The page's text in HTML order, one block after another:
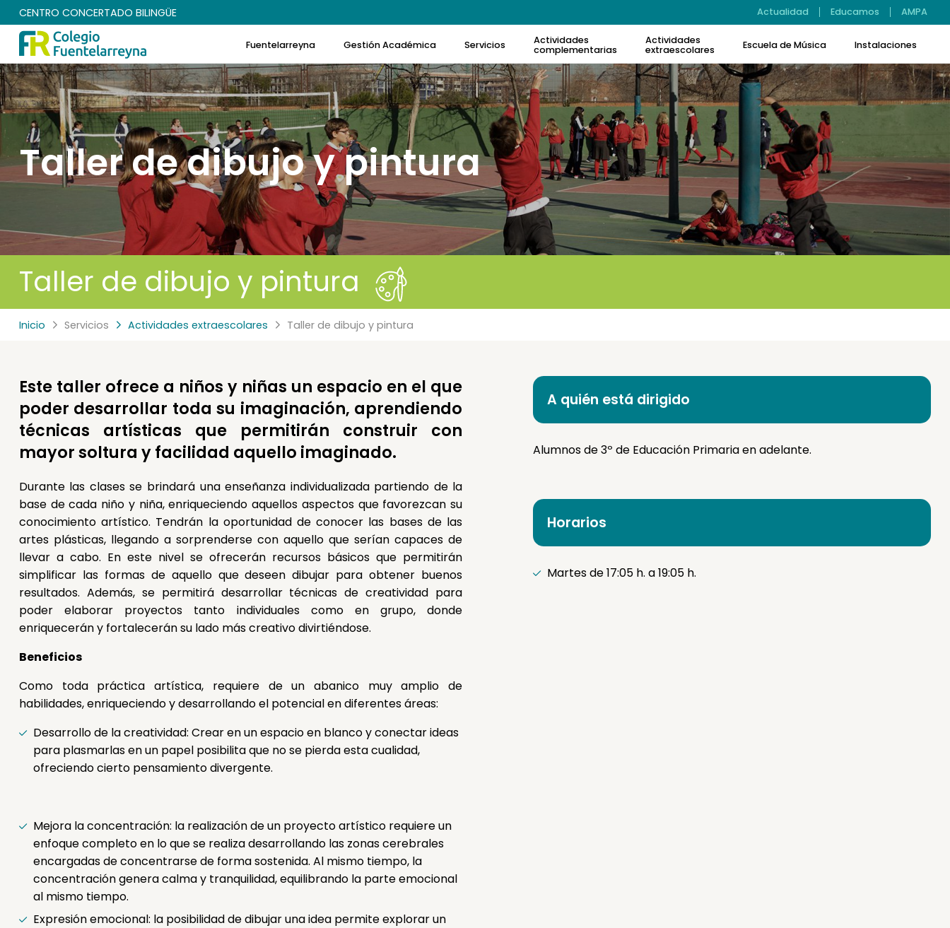
CENTRO CONCERTADO BILINGÜE Actualidad Educamos AMPA
Fuentelarreyna Gestión Académica Servicios
Actividades
complementarias
Actividades
extraescolares
Escuela de Música Instalaciones
Taller de dibujo y pintura
Taller de dibujo y pintura
Inicio Servicios Actividades extraescolares Taller de dibujo y pintura
Este taller ofrece a niños y niñas un espacio en el que
poder desarrollar toda su imaginación, aprendiendo
técnicas artísticas que permitirán construir con
mayor soltura y facilidad aquello imaginado.
Durante las clases se brindará una enseñanza individualizada partiendo de la
base de cada niño y niña, enriqueciendo aquellos aspectos que favorezcan su
conocimiento artístico. Tendrán la oportunidad de conocer las bases de las
artes plásticas, llegando a sorprenderse con aquello que serían capaces de
llevar a cabo. En este nivel se ofrecerán recursos básicos que permitirán
simplificar las formas de aquello que deseen dibujar para obtener buenos
resultados. Además, se permitirá desarrollar técnicas de creatividad para
poder elaborar proyectos tanto individuales como en grupo, donde
enriquecerán y fortalecerán su lado más creativo divirtiéndose.
Beneficios
Como toda práctica artística, requiere de un abanico muy amplio de
habilidades, enriqueciendo y desarrollando el potencial en diferentes áreas:
Desarrollo de la creatividad: Crear en un espacio en blanco y conectar ideas
para plasmarlas en un papel posibilita que no se pierda esta cualidad,
ofreciendo cierto pensamiento divergente.
Mejora la concentración: la realización de un proyecto artístico requiere un
enfoque completo en lo que se realiza desarrollando las zonas cerebrales
encargadas de concentrarse de forma sostenida. Al mismo tiempo, la
concentración genera calma y tranquilidad, equilibrando la parte emocional
al mismo tiempo.
Expresión emocional: la posibilidad de dibujar una idea permite explorar un
A quién está dirigido
Alumnos de 3º de Educación Primaria en adelante.
Horarios
Martes de 17:05 h. a 19:05 h.